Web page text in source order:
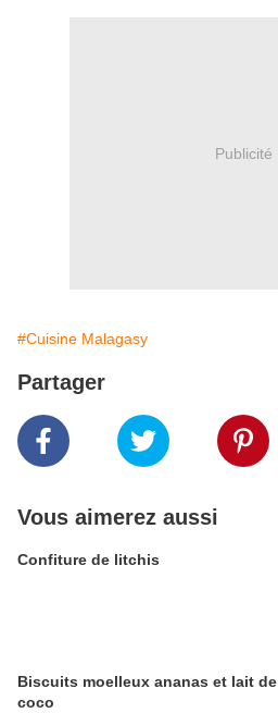
Publicité
#Cuisine Malagasy
Partager
Vous aimerez aussi
Confiture de litchis
Biscuits moelleux ananas et lait de
coco